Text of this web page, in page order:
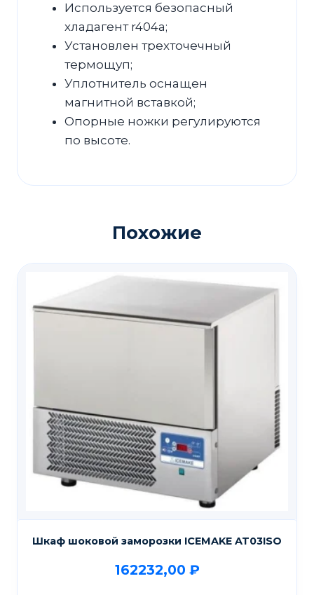
Используется безопасный
хладагент r404a;
Установлен трехточечный
термощуп;
Уплотнитель оснащен
магнитной вставкой;
Опорные ножки регулируются
по высоте.
Похожие
Шкаф шоковой заморозки ICEMAKE AT03ISO
162232,00 ₽